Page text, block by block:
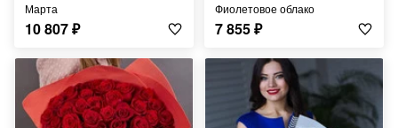
Марта
10 807₽
Фиолетовое облако
7 855₽